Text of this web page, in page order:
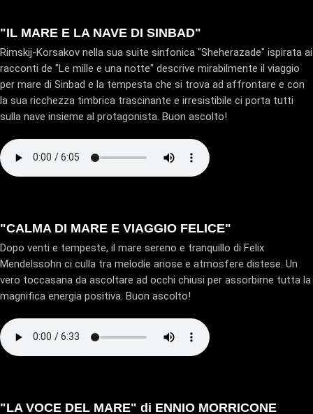
"IL MARE E LA NAVE DI SINBAD"
Rimskij-Korsakov nella sua suite sinfonica "Sheherazade" ispirata ai
racconti de "Le mille e una notte" descrive mirabilmente il viaggio
per mare di Sinbad e la tempesta che si trova ad affrontare e con
la sua ricchezza timbrica trascinante e irresistibile ci porta tutti
sulla nave insieme al protagonista. Buon ascolto!
"CALMA DI MARE E VIAGGIO FELICE"
Dopo venti e tempeste, il mare sereno e tranquillo di Felix
Mendelssohn ci culla tra melodie ariose e atmosfere distese. Un
vero toccasana da ascoltare ad occhi chiusi per assorbirne tutta la
magnifica energia positiva. Buon ascolto!
"LA VOCE DEL MARE" di ENNIO MORRICONE